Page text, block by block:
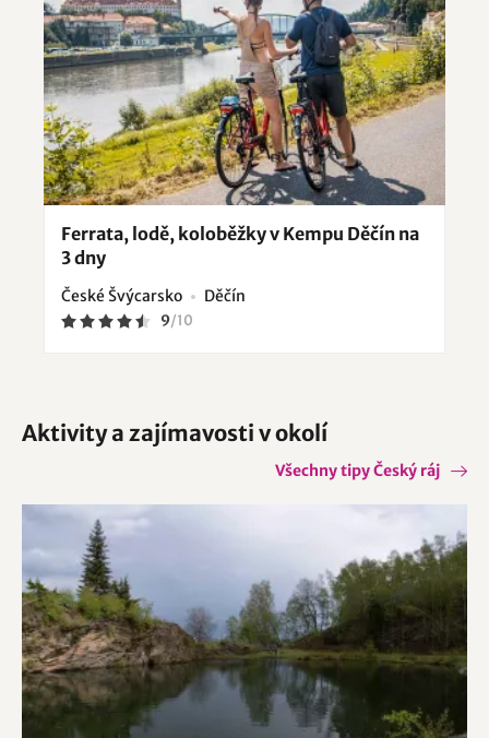
Ferrata, lodě, koloběžky v Kempu Děčín na
3 dny
České Švýcarsko Děčín
9/10
Aktivity a zajímavosti v okolí
Všechny tipy Český ráj